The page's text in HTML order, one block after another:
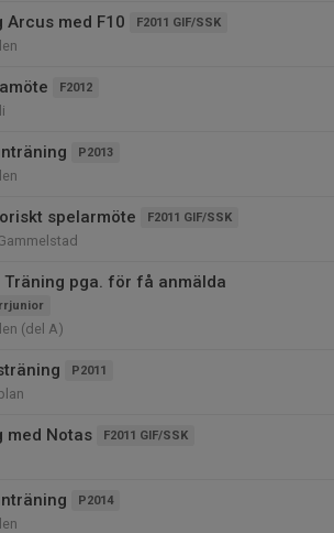
Arcus med F10 F2011 GIF/SSK
F2012
P2013
spelarmöte F2011 GIF/SSK
Träning pga. för få anmälda
(del A)
P2011
med Notas F2011 GIF/SSK
P2014